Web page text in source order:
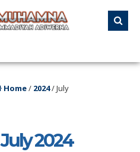
Home/ 2024/July
2024